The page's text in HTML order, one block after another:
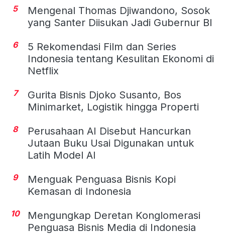
5
Mengenal Thomas Djiwandono, Sosok
yang Santer Diisukan Jadi Gubernur BI
6
5 Rekomendasi Film dan Series
Indonesia tentang Kesulitan Ekonomi di
Netflix
7
Gurita Bisnis Djoko Susanto, Bos
Minimarket, Logistik hingga Properti
8
Perusahaan AI Disebut Hancurkan
Jutaan Buku Usai Digunakan untuk
Latih Model AI
9
Menguak Penguasa Bisnis Kopi
Kemasan di Indonesia
10
Mengungkap Deretan Konglomerasi
Penguasa Bisnis Media di Indonesia